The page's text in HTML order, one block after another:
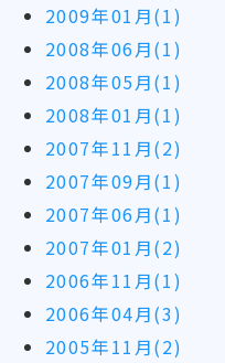
2009年01月(1)
2008年06月(1)
2008年05月(1)
2008年01月(1)
2007年11月(2)
2007年09月(1)
2007年06月(1)
2007年01月(2)
2006年11月(1)
2006年04月(3)
2005年11月(2)